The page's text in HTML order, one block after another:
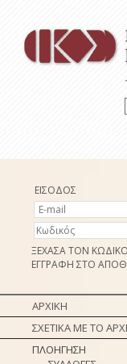
ΕΙΣΟΔΟΣ
ΞΕΧΑΣΑ ΤΟΝ
ΕΓΓΡΑΦΗ ΣΤΟ
ΑΡΧΙΚΗ
ΣΧΕΤΙΚΑ ΜΕ ΤΟ
ΠΛΟΗΓΗΣΗ